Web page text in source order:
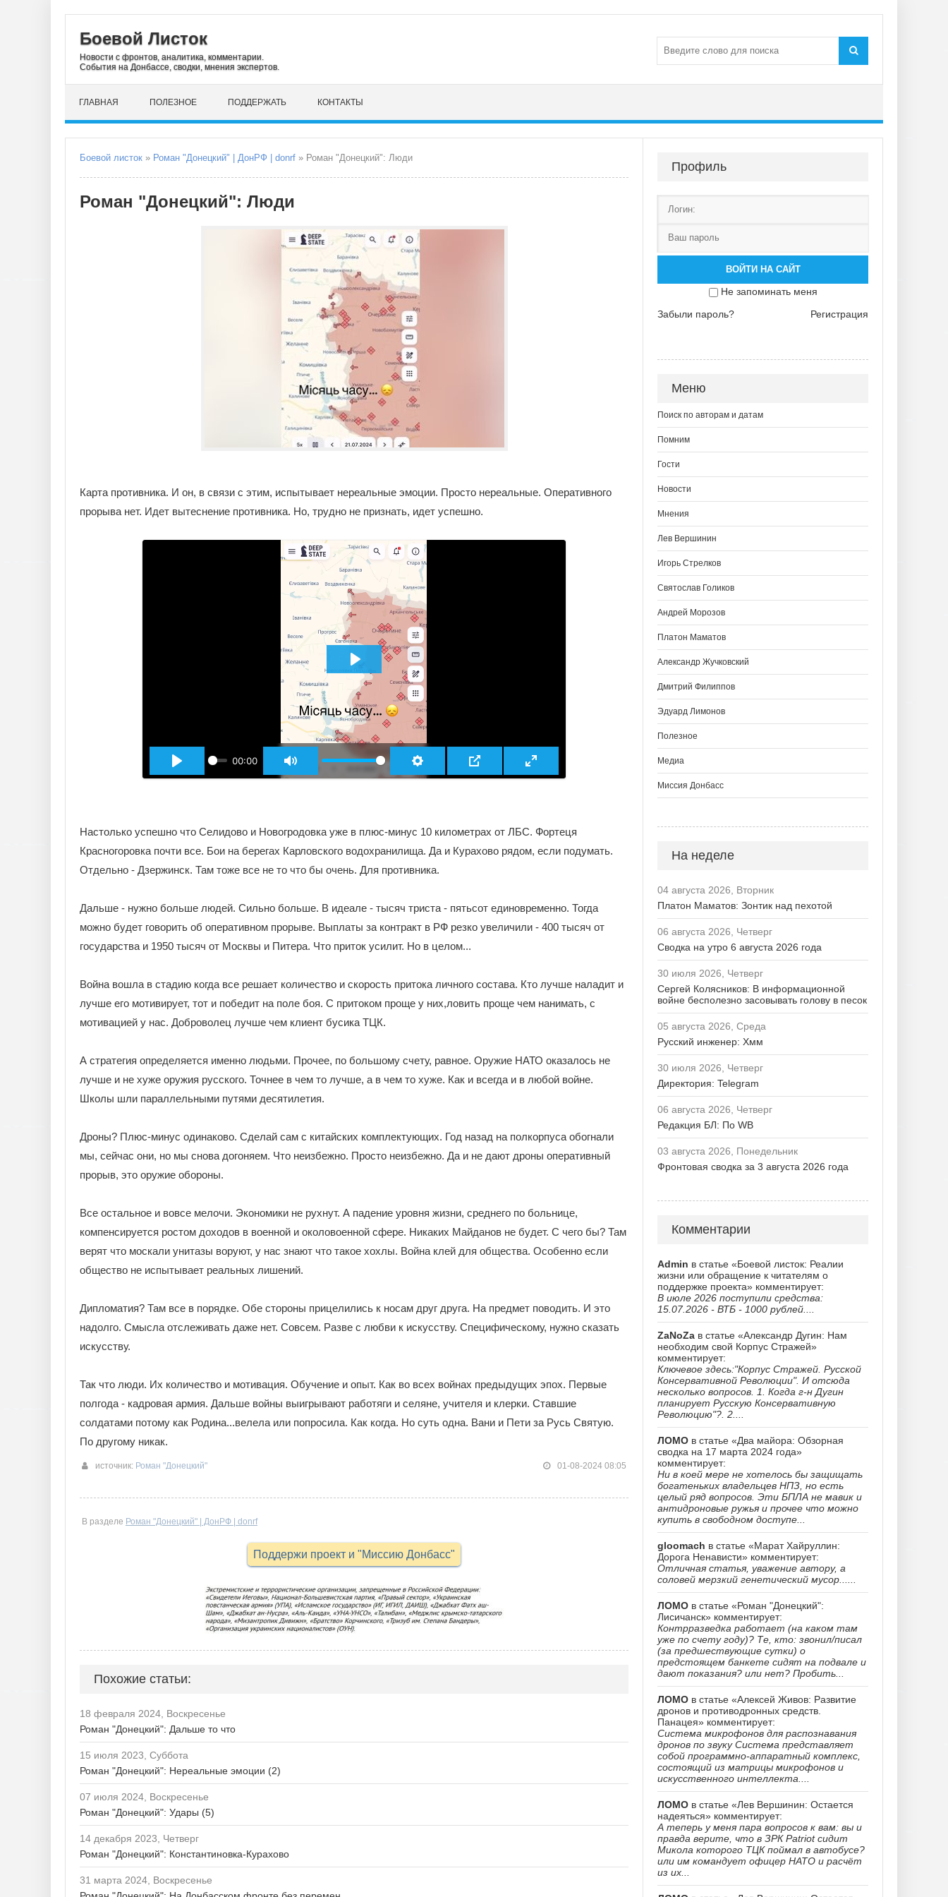
Боевой Листок
Новости с фронтов, аналитика, комментарии.
События на Донбассе, сводки, мнения экспертов.
ГЛАВНАЯ ПОЛЕЗНОЕ ПОДДЕРЖАТЬ КОНТАКТЫ
Боевой листок » Роман "Донецкий" | ДонРФ | donrf » Роман "Донецкий": Люди
Роман "Донецкий": Люди
Карта противника. И он, в связи с этим, испытывает нереальные эмоции. Просто нереальные. Оперативного
прорыва нет. Идет вытеснение противника. Но, трудно не признать, идет успешно.
00:00
ВОСПРОИЗВЕСТИ
Настолько успешно что Селидово и Новогродовка уже в плюс-минус 10 километрах от ЛБС. Фортеця
Красногоровка почти все. Бои на берегах Карловского водохранилища. Да и Курахово рядом, если подумать.
Отдельно - Дзержинск. Там тоже все не то что бы очень. Для противника.
Дальше - нужно больше людей. Сильно больше. В идеале - тысяч триста - пятьсот единовременно. Тогда
можно будет говорить об оперативном прорыве. Выплаты за контракт в РФ резко увеличили - 400 тысяч от
государства и 1950 тысяч от Москвы и Питера. Что приток усилит. Но в целом...
Война вошла в стадию когда все решает количество и скорость притока личного состава. Кто лучше наладит и
лучше его мотивирует, тот и победит на поле боя. С притоком проще у них,ловить проще чем нанимать, с
мотивацией у нас. Доброволец лучше чем клиент бусика ТЦК.
А стратегия определяется именно людьми. Прочее, по большому счету, равное. Оружие НАТО оказалось не
лучше и не хуже оружия русского. Точнее в чем то лучше, а в чем то хуже. Как и всегда и в любой войне.
Школы шли параллельными путями десятилетия.
Дроны? Плюс-минус одинаково. Сделай сам с китайских комплектующих. Год назад на полкорпуса обогнали
мы, сейчас они, но мы снова догоняем. Что неизбежно. Просто неизбежно. Да и не дают дроны оперативный
прорыв, это оружие обороны.
Все остальное и вовсе мелочи. Экономики не рухнут. А падение уровня жизни, среднего по больнице,
компенсируется ростом доходов в военной и околовоенной сфере. Никаких Майданов не будет. С чего бы? Там
верят что москали унитазы воруют, у нас знают что такое хохлы. Война клей для общества. Особенно если
общество не испытывает реальных лишений.
Дипломатия? Там все в порядке. Обе стороны прицелились к носам друг друга. На предмет поводить. И это
надолго. Смысла отслеживать даже нет. Совсем. Разве с любви к искусству. Специфическому, нужно сказать
искусству.
Так что люди. Их количество и мотивация. Обучение и опыт. Как во всех войнах предыдущих эпох. Первые
полгода - кадровая армия. Дальше войны выигрывают работяги и селяне, учителя и клерки. Ставшие
солдатами потому как Родина...велела или попросила. Как когда. Но суть одна. Вани и Пети за Русь Святую.
По другому никак.
источник: Роман "Донецкий" 01-08-2024 08:05
В разделе Роман "Донецкий" | ДонРФ | donrf
Поддержи проект и "Миссию Донбасс"
Похожие статьи:
18 февраля 2024, Воскресенье
Роман "Донецкий": Дальше то что
15 июля 2023, Суббота
Роман "Донецкий": Нереальные эмоции (2)
07 июля 2024, Воскресенье
Роман "Донецкий": Удары (5)
14 декабря 2023, Четверг
Роман "Донецкий": Константиновка-Курахово
31 марта 2024, Воскресенье
Профиль
ВОЙТИ НА САЙТ
Не запоминать меня
Забыли пароль?
Регистрация
Меню
Поиск по авторам и датам
Помним
Гости
Новости
Мнения
Лев Вершинин
Игорь Стрелков
Святослав Голиков
Андрей Морозов
Платон Маматов
Александр Жучковский
Дмитрий Филиппов
Эдуард Лимонов
Полезное
Медиа
Миссия Донбасс
На неделе
04 августа 2026, Вторник
Платон Маматов: Зонтик над пехотой
06 августа 2026, Четверг
Сводка на утро 6 августа 2026 года
30 июля 2026, Четверг
Сергей Колясников: В информационной
войне бесполезно засовывать голову в песок
05 августа 2026, Среда
Русский инженер: Хмм
30 июля 2026, Четверг
Директория: Telegram
06 августа 2026, Четверг
Редакция БЛ: По WB
03 августа 2026, Понедельник
Фронтовая сводка за 3 августа 2026 года
Комментарии
Admin в статье «Боевой листок: Реалии
жизни или обращение к читателям о
поддержке проекта» комментирует:
В июле 2026 поступили средства:
15.07.2026 - ВТБ - 1000 рублей....
ZaNoZa в статье «Александр Дугин: Нам
необходим свой Корпус Стражей»
комментирует:
Ключевое здесь:"Корпус Стражей. Русской
Консервативной Революции". И отсюда
несколько вопросов. 1. Когда г-н Дугин
планирует Русскую Консервативную
Революцию"?. 2....
ЛОМО в статье «Два майора: Обзорная
сводка на 17 марта 2024 года»
комментирует:
Ни в коей мере не хотелось бы защищать
богатеньких владельцев НПЗ, но есть
целый ряд вопросов. Эти БПЛА не мавик и
антидроновые ружья и прочее что можно
купить в свободном доступе...
gloomach в статье «Марат Хайруллин:
Дорога Ненависти» комментирует:
Отличная статья, уважение автору, а
соловей мерзкий генетический мусор......
ЛОМО в статье «Роман "Донецкий":
Лисичанск» комментирует:
Контрразведка работает (на каком там
уже по счету году)? Те, кто: звонил/писал
(за предшествующие сутки) о
предстоящем банкете сидят на подвале и
дают показания? или нет? Пробить...
ЛОМО в статье «Алексей Живов: Развитие
дронов и противодронных средств.
Панацея» комментирует:
Система микрофонов для распознавания
дронов по звуку Система представляет
собой программно-аппаратный комплекс,
состоящий из матрицы микрофонов и
искусственного интеллекта....
ЛОМО в статье «Лев Вершинин: Остается
надеяться» комментирует:
А теперь у меня пара вопросов к вам: вы и
правда верите, что в ЗРК Patriot сидит
Микола которого ТЦК поймал в автобусе?
или им командует офицер НАТО и расчёт
из их...